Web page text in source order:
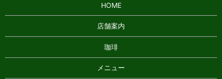
HOME
店舗案内
珈琲
メニュー